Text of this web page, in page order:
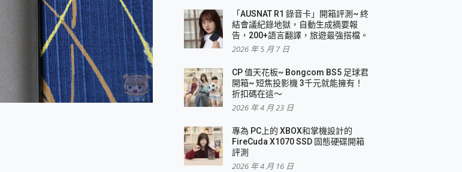
QD-OLED 超寬曲面電競螢幕，多工辦公、爽度滿滿的終極桌面體驗
導入 UL MCV 行銷宣告驗證的手機配件品牌
週年到來，「Slogan 海報徵稿活動」好康大放送
MXs2 5000mAh薄型磁吸無線急速行動電源 開箱 評測
戴式智慧冷暖調溫裝置 開箱 評測
五折優惠嗨翻天！支援 iOS/Android！
滿足全場景拍攝需求？
的AI 秘書已上線 每月免費送你 300分鐘轉寫
・創作儲存方案登場，趕快來AGI亞奇雷挑戰任務抽 PS5！
10000mAh 5合1 磁吸無線急速行動電源 開箱 評測
】 可靠的旅行夥伴！帶給您優異的安全性與強大供電效能
MD272UPSW 27型」 4K IPS 輕薄商用智慧聯網螢幕 開箱 評測
「AUSNAT R1 錄音卡」開箱評測~ 終
結會議紀錄地獄，自動生成摘要報
告，200+語言翻譯，旅遊最強搭檔。
2026 年 5 月 7 日
CP 值天花板~ Bongcom BS5 足球君
開箱~ 短焦投影機 3千元就能擁有！
折扣碼在這～
2026 年 4 月 23 日
專為 PC上的 XBOX和掌機設計的
FireCuda X1070 SSD 固態硬碟開箱
評測
2026 年 4 月 16 日